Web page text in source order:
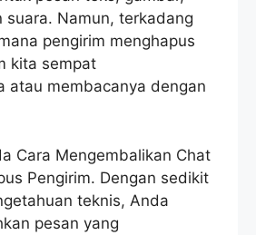
suara. Namun, terkadang
pengirim menghapus
kita sempat
atau membacanya dengan
Cara Mengembalikan Chat
Pengirim. Dengan sedikit
teknis, Anda
pesan yang